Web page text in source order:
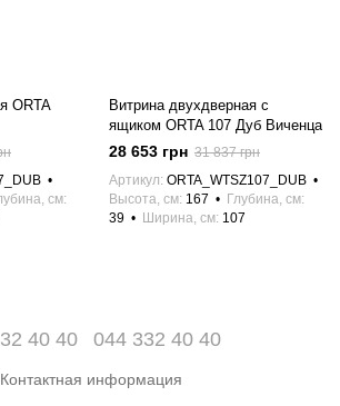
ORTA
см
Витрина двухдверная с
ящиком ORTA 107 Дуб Виченца
28 653 грн 31 837 грн
Артикул ORTA_WTSZ107_DUB
Высота, см 167
Глубина, см
39
Ширина, см 107
40 40 044 332 40 40
Контактная информация